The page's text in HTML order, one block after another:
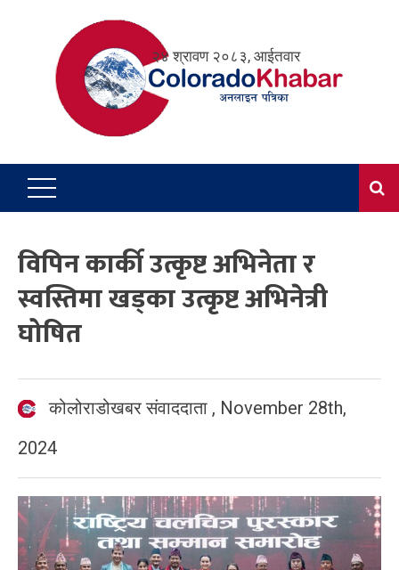
२४ श्रावण २०८३, आईतवार
विपिन कार्की उत्कृष्ट अभिनेता र
स्वस्तिमा खड्का उत्कृष्ट अभिनेत्री
घोषित
कोलोराडोखबर संवाददाता , November 28th,
2024